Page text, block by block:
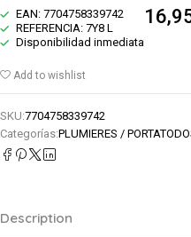
EAN: 7704758339742
REFERENCIA: 7Y8 L
Disponibilidad inmediata
Add to wishlist
SKU:7704758339742
Categorías:PLUMIERES /
Description